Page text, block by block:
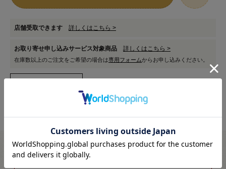
店舗受取できます 詳しくはこちら >
お取り寄せ申し込みサービス対象商品 詳しくはこちら >
在庫数以上のご注文をご希望の場合は専用フォームからお申し込みください。
※新宿オカダヤ本店お取り扱い商品のご注文専用ページです※